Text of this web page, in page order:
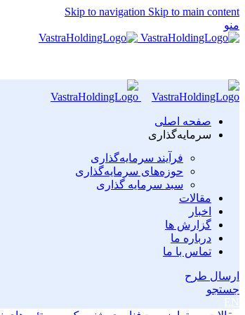
Skip to navigation Skip to main content
منو
صفحه اصلی
سرمایه‌گذاری
فرآیند سرمایه‌گذاری
حوزه‌های سرمایه‌گذاری
سبد سرمایه گذاری
مقالات
اخبار
گزارش ها
درباره ما
تماس با ما
ارسال طرح
جستجو
EN